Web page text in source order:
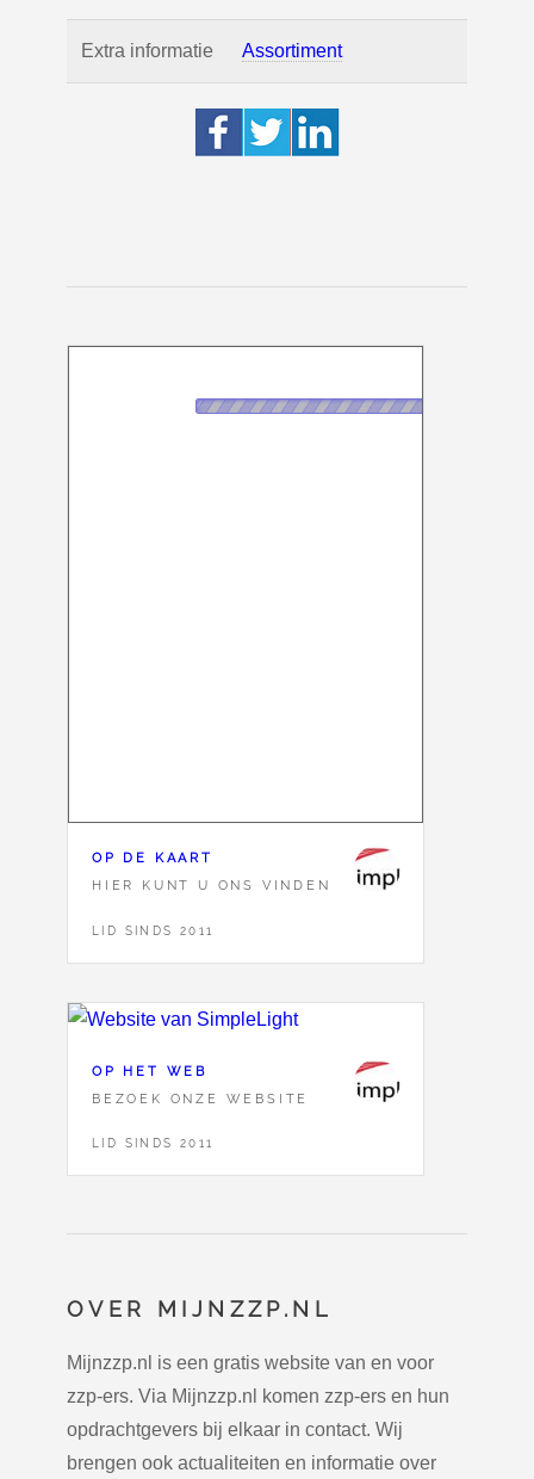
Extra informatie Assortiment
OP DE KAART
HIER KUNT U ONS VINDEN
LID SINDS 2011
OP HET WEB
BEZOEK ONZE WEBSITE
LID SINDS 2011
OVER MIJNZZP.NL
Mijnzzp.nl is een gratis website van en voor
zzp-ers. Via Mijnzzp.nl komen zzp-ers en hun
opdrachtgevers bij elkaar in contact. Wij
brengen ook actualiteiten en informatie over